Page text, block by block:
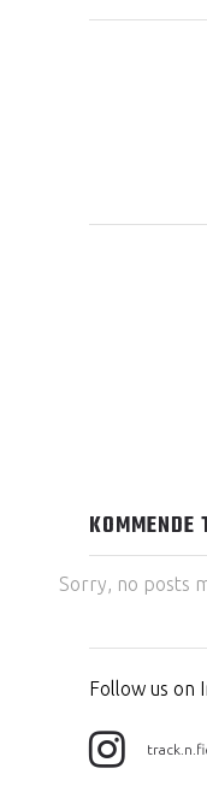
KOMMENDE
Sorry, no posts
Follow us on